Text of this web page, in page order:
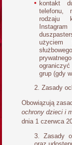
kontakt
telefonu,
rodzaju
użyciem
grup (gdy
Zasady
Obowiązują
ochrony dzieci i
dnia 1 czerwca
Zasady